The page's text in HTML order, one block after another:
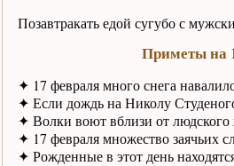
Позавтракать едой сугубо с
Приметы на
✦ 17 февраля много снега
✦ Если дождь на Николу
✦ Волки воют вблизи от
✦ 17 февраля множество заячьих
✦ Рожденные в этот день